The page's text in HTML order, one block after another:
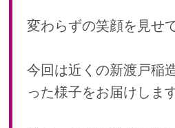
2023年 03月(22)
2023年 01月(19)
2022
変わらずの笑顔を見せ
今回は近くの新渡戸稲
った様子をお届けしま